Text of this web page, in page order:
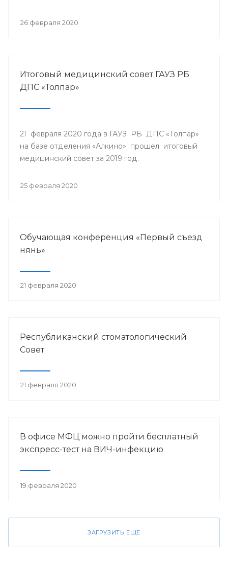
26 февраля 2020
Итоговый медицинский совет ГАУЗ РБ
ДПС «Толпар»
21 февраля 2020 года в ГАУЗ РБ ДПС «Толпар»
на базе отделения «Алкино» прошел итоговый
медицинский совет за 2019 год.
25 февраля 2020
Обучающая конференция «Первый съезд
нянь»
21 февраля 2020
Республиканский стоматологический
Совет
21 февраля 2020
В офисе МФЦ можно пройти бесплатный
экспресс-тест на ВИЧ-инфекцию
19 февраля 2020
ЗАГРУЗИТЬ ЕЩЕ